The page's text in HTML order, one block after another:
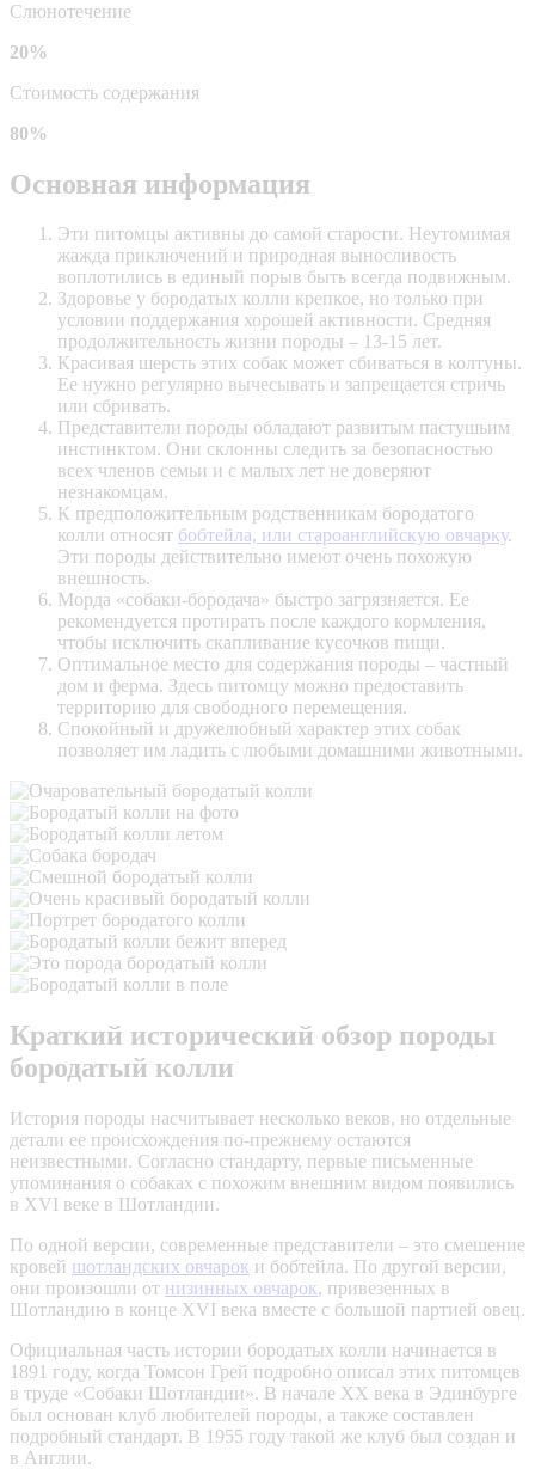
Слюнотечение
20%
Стоимость содержания
80%
Основная информация
Эти питомцы активны до самой старости. Неутомимая
жажда приключений и природная выносливость
воплотились в единый порыв быть всегда подвижным.
Здоровье у бородатых колли крепкое, но только при
условии поддержания хорошей активности. Средняя
продолжительность жизни породы – 13-15 лет.
Красивая шерсть этих собак может сбиваться в колтуны.
Ее нужно регулярно вычесывать и запрещается стричь
или сбривать.
Представители породы обладают развитым пастушьим
инстинктом. Они склонны следить за безопасностью
всех членов семьи и с малых лет не доверяют
незнакомцам.
К предположительным родственникам бородатого
колли относят бобтейла, или староанглийскую овчарку.
Эти породы действительно имеют очень похожую
внешность.
Морда «собаки-бородача» быстро загрязняется. Ее
рекомендуется протирать после каждого кормления,
чтобы исключить скапливание кусочков пищи.
Оптимальное место для содержания породы – частный
дом и ферма. Здесь питомцу можно предоставить
территорию для свободного перемещения.
Спокойный и дружелюбный характер этих собак
позволяет им ладить с любыми домашними животными.
Краткий исторический обзор породы
бородатый колли
История породы насчитывает несколько веков, но отдельные
детали ее происхождения по-прежнему остаются
неизвестными. Согласно стандарту, первые письменные
упоминания о собаках с похожим внешним видом появились
в XVI веке в Шотландии.
По одной версии, современные представители – это смешение
кровей шотландских овчарок и бобтейла. По другой версии,
они произошли от низинных овчарок, привезенных в
Шотландию в конце XVI века вместе с большой партией овец.
Официальная часть истории бородатых колли начинается в
1891 году, когда Томсон Грей подробно описал этих питомцев
в труде «Собаки Шотландии». В начале XX века в Эдинбурге
был основан клуб любителей породы, а также составлен
подробный стандарт. В 1955 году такой же клуб был создан и
в Англии.